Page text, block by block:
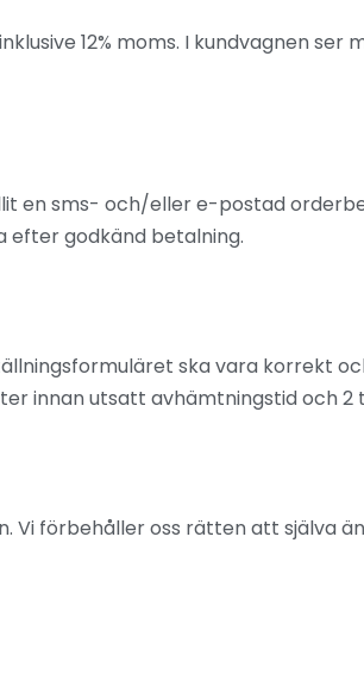
12% moms. I kundvagnen
en sms- och/eller e-postad
efter godkänd betalning.
ska vara korrekt
innan utsatt avhämtningstid och
Vi förbehåller oss rätten att själva